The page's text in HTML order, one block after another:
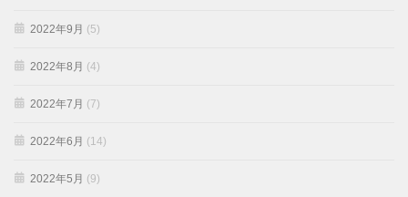
2022年9月 (5)
2022年8月 (4)
2022年7月 (7)
2022年6月 (14)
2022年5月 (9)